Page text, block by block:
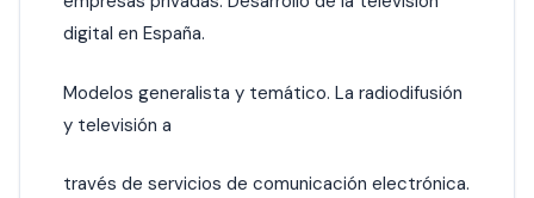
digital en España.
Modelos generalista y temático. La radiodifusión
y televisión a
través de servicios de comunicación electrónica.